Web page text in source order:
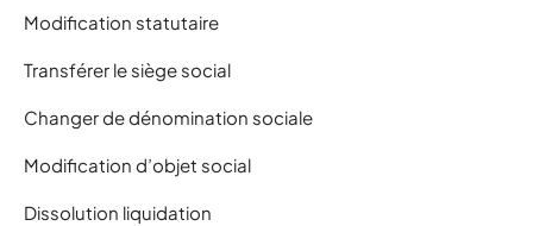
Modification statutaire
Transférer le siège social
Changer de dénomination sociale
Modification d’objet social
Dissolution liquidation